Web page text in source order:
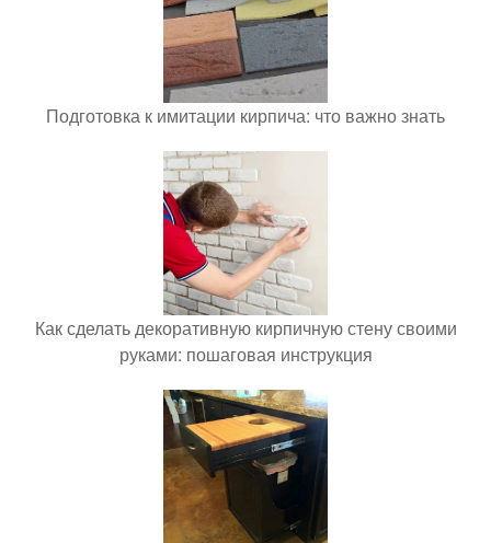
Подготовка к имитации кирпича: что важно знать
Как сделать декоративную кирпичную стену своими
руками: пошаговая инструкция